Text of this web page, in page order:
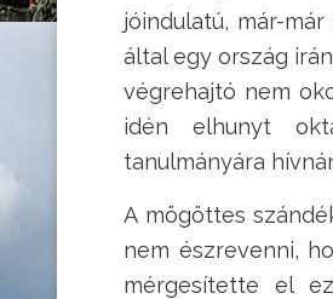
jóindulatú, már-
által egy ország
végrehajtó nem
idén elhunyt
tanulmányára
A mögöttes
nem észrevenni,
mérgesítette el